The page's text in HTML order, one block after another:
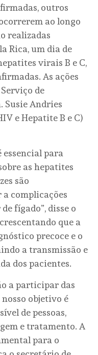
outros
ao longo
realizadas
Rica, um dia de
virais B e C,
As ações
de
Susie Andries
e Hepatite B e C)
essencial para
as hepatites
são
complicações
fígado”, disse o
que a
precoce e o
a transmissão e
dos pacientes.
a participar das
objetivo é
de pessoas,
e tratamento. A
para o